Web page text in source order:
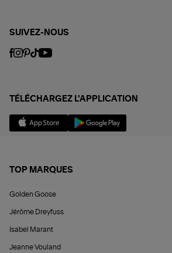
SUIVEZ-NOUS
TÉLÉCHARGEZ L'APPLICATION
TOP MARQUES
Golden Goose
Jérôme Dreyfuss
Isabel Marant
Jeanne Vouland